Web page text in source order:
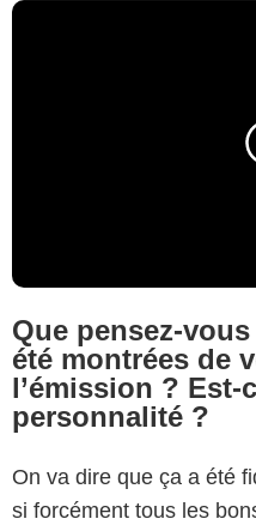
Que pensez-
été montrées de
l’émission ? Est-
personnalité ?
On va dire que ça a été
si forcément tous les